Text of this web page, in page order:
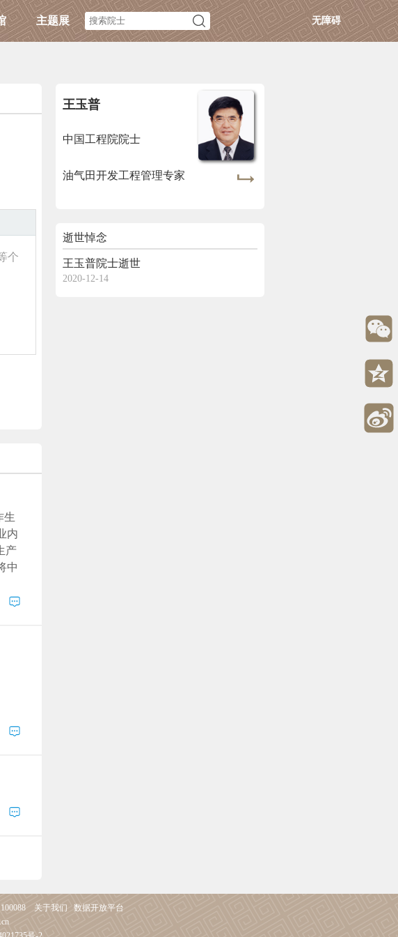
主题展 无障碍
生
内
产
中
王玉普
中国工程院院士
油气田开发工程管理专家
逝世悼念
王玉普院士逝世
2020-12-14
关于我们
数据开放平台